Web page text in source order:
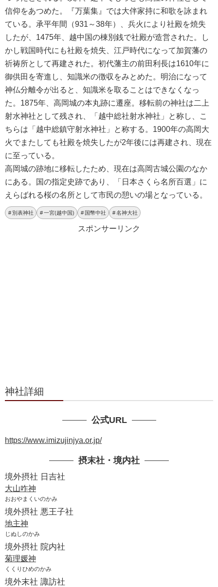
信仰をあつめた。『万葉集』では大伴家持に和歌を詠まれ
ている。承平年間（931～38年）、兵火により社殿を焼失
したが、1475年、越中国の棟別銭で社殿が造営された。し
かし戦国時代にも社殿を焼失、江戸時代になって加賀藩の
祈祷所として再建された。初代藩主の前田利長は1610年に
御供田を寄進し、知識米の徴収をみとめた。明治になって
神仏分離令が出ると、知識米を取ることはできなくなっ
た。1875年、高岡城の本丸跡に遷座。移転前の神社は二上
射水神社として残され、「越中総社射水神社」と称し、こ
ちらは「越中総鎮守射水神社」と称する。1900年の高岡大
火でまたしても社殿を焼失したが2年後には再建され、現在
に至っている。
高岡城の跡地に移転したため、現在は高岡古城公園のなか
にある。国の指定史跡であり、「日本さくら名所百選」に
えらばれる桜の名所として市民の憩いの場となっている。
別表神社 一宮(越中国) 国幣中社 名神大社
スポンサーリンク
神社詳細
公式URL
https://www.imizujinjya.or.jp/
摂末社・境内社
境外摂社 日吉社
大山咋神
おおやまくいのかみ
境外摂社 悪王子社
地主神
じぬしのかみ
境外摂社 院内社
菊理媛神
くくりひめのかみ
境外末社 諏訪社